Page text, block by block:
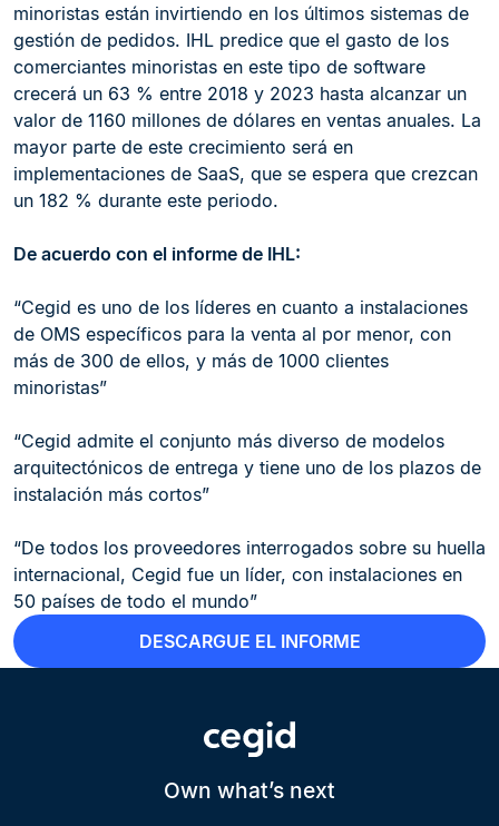
minoristas están invirtiendo en los últimos sistemas de
gestión de pedidos. IHL predice que el gasto de los
comerciantes minoristas en este tipo de software
crecerá un 63 % entre 2018 y 2023 hasta alcanzar un
valor de 1160 millones de dólares en ventas anuales. La
mayor parte de este crecimiento será en
implementaciones de SaaS, que se espera que crezcan
un 182 % durante este periodo.
De acuerdo con el informe de IHL:
“Cegid es uno de los líderes en cuanto a instalaciones
de OMS específicos para la venta al por menor, con
más de 300 de ellos, y más de 1000 clientes
minoristas”
“Cegid admite el conjunto más diverso de modelos
arquitectónicos de entrega y tiene uno de los plazos de
instalación más cortos”
“De todos los proveedores interrogados sobre su huella
internacional, Cegid fue un líder, con instalaciones en
50 países de todo el mundo”
DESCARGUE EL INFORME
Own what’s next